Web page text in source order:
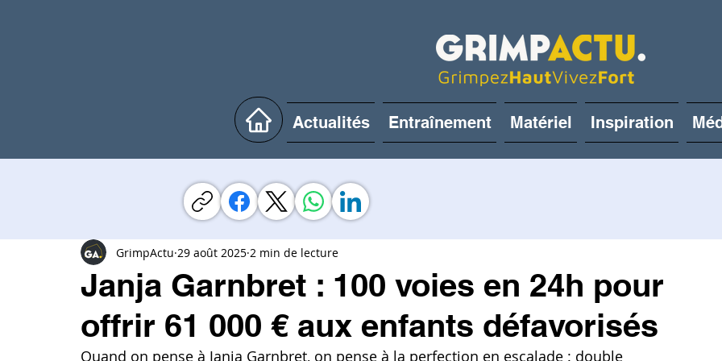
Actualités Entraînement Matériel Inspiration
Janja Garnbret : 100 voies en 24h pour
offrir 61 000 € aux enfants défavorisés
GrimpActu 29 août 2025 2 min de lecture
Quand on pense à Janja Garnbret, on pense à la perfection en escalade : double